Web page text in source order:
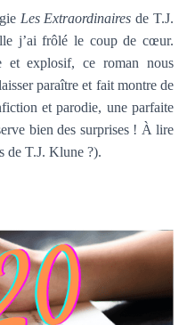
Les Extraordinaires de T.J.
j’ai frôlé le coup de cœur.
et explosif, ce roman nous
paraître et fait montre de
et parodie, une parfaite
bien des surprises ! À lire
de T.J. Klune ?).